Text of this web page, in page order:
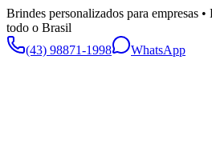
Brindes personalizados para empresas
todo o Brasil
(43) 98871-1998
WhatsApp